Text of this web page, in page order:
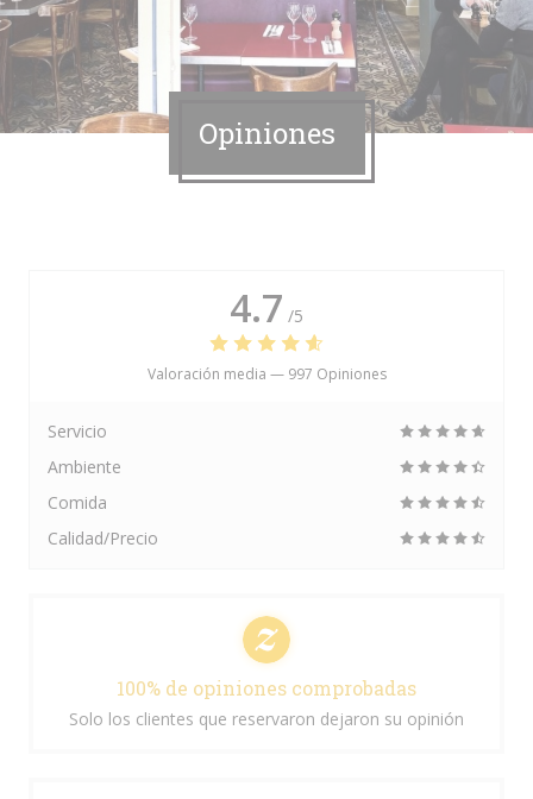
Opiniones
4.7 /5
Valoración media — 997 Opiniones
Servicio
Ambiente
Comida
Calidad/Precio
100% de opiniones comprobadas
Solo los clientes que reservaron dejaron su opinión